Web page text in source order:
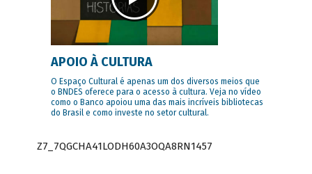
APOIO À CULTURA
O Espaço Cultural é apenas um dos diversos meios que
o BNDES oferece para o acesso à cultura. Veja no vídeo
como o Banco apoiou uma das mais incríveis bibliotecas
do Brasil e como investe no setor cultural.
Z7_7QGCHA41LODH60A3OQA8RN1457